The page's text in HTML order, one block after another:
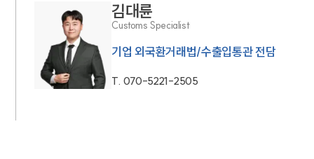
김대륜
Customs Specialist
기업 외국환거래법/수출입통관 전담
T. 070-5221-2505